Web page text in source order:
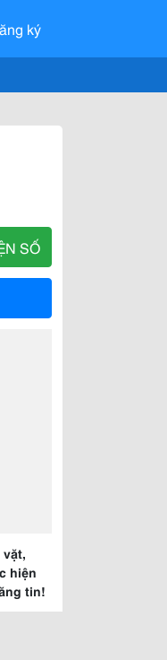
ký
SỐ
hiện
tin!